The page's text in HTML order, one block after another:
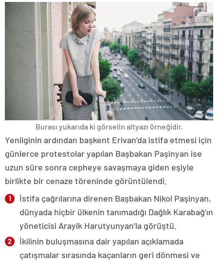
Burası yukarıda ki görselin altyazı örneğidir.
Yenilginin ardından başkent Erivan’da istifa etmesi için
günlerce protestolar yapılan Başbakan Paşinyan ise
uzun süre sonra cepheye savaşmaya giden eşiyle
birlikte bir cenaze töreninde görüntülendi.
İstifa çağrılarına direnen Başbakan Nikol Paşinyan,
dünyada hiçbir ülkenin tanımadığı Dağlık Karabağ’ın
yöneticisi Arayik Harutyunyan’la görüştü.
İkilinin buluşmasına dair yapılan açıklamada
çatışmalar sırasında kaçanların geri dönmesi ve